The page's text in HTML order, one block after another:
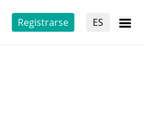
Registrarse ES